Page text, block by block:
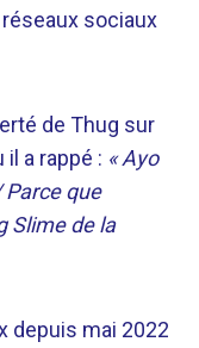
sociaux
de Thug sur
il a rappé : « Ayo
que
Slime de la
depuis mai 2022